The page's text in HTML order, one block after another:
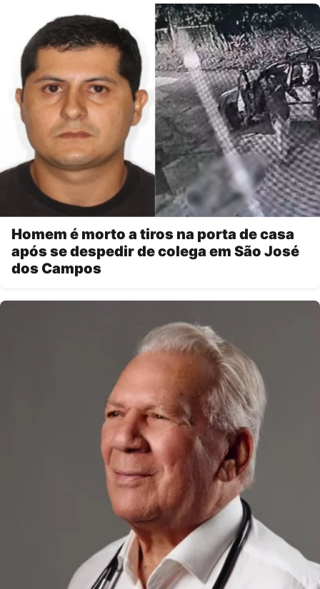
Homem é morto a tiros na porta de casa
após se despedir de colega em São José
dos Campos